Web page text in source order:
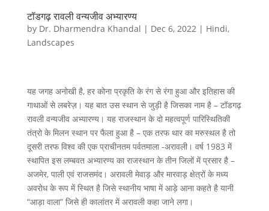
टॉडगढ़ रावली वन्यजीव अभ्यारण्य
by Dr. Dharmendra Khandal | Dec 6, 2022| Hindi,
Landscapes
यह जगह अनोखी है, हर कोना प्रकृति के रंग से रंगा हुआ और इतिहास की
गाथाओं से लबरेज़। यह बात उस स्थान से जुड़ी है जिसका नाम है – टॉडगढ़
रावली वन्यजीव अभ्यारण्य। यह राजस्थान के दो महत्वपूर्ण पारिस्थितिकी
तंत्रो के मिलन स्थान पर फैला हुआ है – एक तरफ थार का मरुस्थल है तो
दूसरी तरफ विश्व की एक प्राचीनतम पर्वतमाला -अरावली। वर्ष 1983 में
स्थापित इस लम्बवत अभ्यारण्य का राजस्थान के तीन जिलों में प्रसार है –
अजमेर, पाली एवं राजसमंद। अरावली मेवाड़ और मारवाड़ क्षेत्रों के मध्य
अवरोध के रूप में स्थित है जिसे स्थानीय भाषा में आड़े आना कहते है यानी
“आड़ा वाला” जिसे ही कालांतर में अरावली कहा जाने लगा।